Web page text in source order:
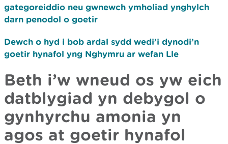
gategoreiddio neu gwnewch ymholiad ynghylch
darn penodol o goetir
Dewch o hyd i bob ardal sydd wedi’i dynodi’n
goetir hynafol yng Nghymru ar wefan Lle
Beth i’w wneud os yw eich
datblygiad yn debygol o
gynhyrchu amonia yn
agos at goetir hynafol